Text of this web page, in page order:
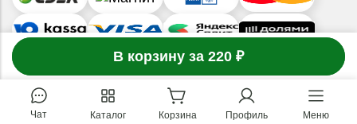
В корзину за 220 ₽
1 товар в корзине
© 2019-2026 ООО «ГАРДЕНМАРТ24»
Чат Каталог Корзина Профиль Меню